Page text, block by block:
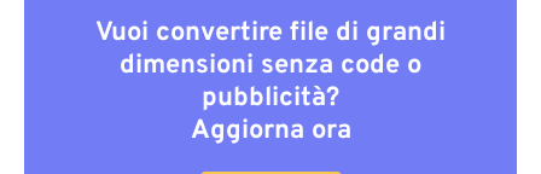
Vuoi convertire file di grandi
dimensioni senza code o
pubblicità?
Aggiorna ora